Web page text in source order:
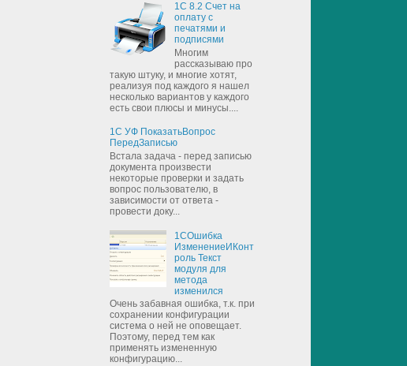
1С 8.2 Счет на
оплату с
печатями и
подписями
Многим
рассказываю про
такую штуку, и многие хотят,
реализуя под каждого я нашел
несколько вариантов у каждого
есть свои плюсы и минусы....
1С УФ ПоказатьВопрос
ПередЗаписью
Встала задача - перед записью
документа произвести
некоторые проверки и задать
вопрос пользователю, в
зависимости от ответа -
провести доку...
1СОшибка
ИзменениеИКонт
роль Текст
модуля для
метода
изменился
Очень забавная ошибка, т.к. при
сохранении конфигурации
система о ней не оповещает.
Поэтому, перед тем как
применять измененную
конфигурацию...